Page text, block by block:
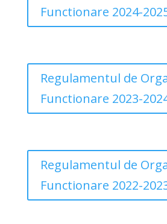
Functionare 2024-
Regulamentul de
Functionare 2023-
Regulamentul de
Functionare 2022-